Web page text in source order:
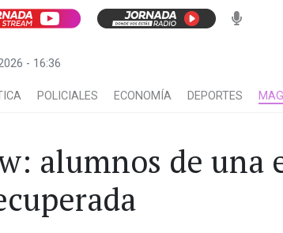
- 16:36
POLICIALES ECONOMÍA DEPORTES
alumnos de una